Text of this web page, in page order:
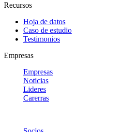
Recursos
Hoja de datos
Caso de estudio
Testimonios
Empresas
Empresas
Noticias
Lideres
Carerras